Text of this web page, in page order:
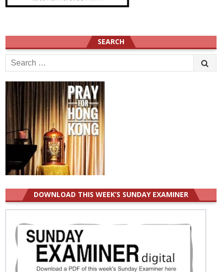
SEARCH
Search
for:
DOWNLOAD THIS WEEK’S SUNDAY EXAMINER